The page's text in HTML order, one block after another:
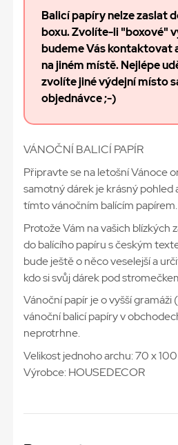
Balicí papíry nelze zaslat
boxu. Zvolíte-li "boxové"
budeme Vás kontaktovat
na jiném místě. Nejlépe
zvolíte jiné výdejní místo
objednávce ;-)
VÁNOČNÍ BALICÍ PAPÍR
Připravte se na letošní Vánoce
samotný dárek je krásný pohled
tímto vánočním balícím papírem.
Protože Vám na vašich blízkých
do balícího papíru s českým
bude ještě o něco veselejší a
kdo si svůj dárek pod
Vánoční papír je o vyšší gramáži
vánoční balicí papíry v
neprotrhne.
Velikost jednoho archu: 70 x
Výrobce: HOUSEDECOR